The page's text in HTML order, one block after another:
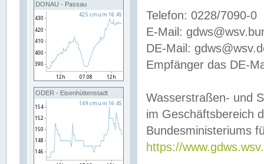
DONAU - Passau
ODER - Eisenhüttenstadt
Telefon: 0228/7090-0
E-Mail:
DE-Mail:
Empfänger das DE-
Wasserstraßen- und
im Geschäftsbereich
Bundesministeriums
https://